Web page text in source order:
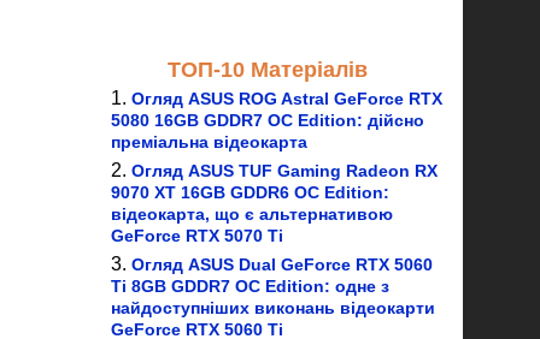
ТОП-10 Матеріалів
Огляд ASUS ROG Astral GeForce RTX
5080 16GB GDDR7 OC Edition: дійсно
преміальна відеокарта
Огляд ASUS TUF Gaming Radeon RX
9070 XT 16GB GDDR6 OC Edition:
відеокарта, що є альтернативою
GeForce RTX 5070 Ti
Огляд ASUS Dual GeForce RTX 5060
Ti 8GB GDDR7 OC Edition: одне з
найдоступніших виконань відеокарти
GeForce RTX 5060 Ti